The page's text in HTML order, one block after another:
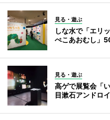
見る・遊ぶ
しな水で「エリ
ぺこあおむし」
見る・遊ぶ
高ゲで展覧会「
目漱石アンドロ